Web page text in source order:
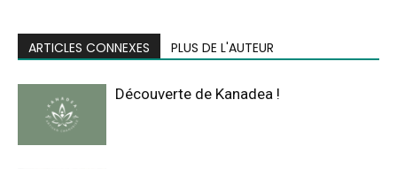
ARTICLES CONNEXES PLUS DE L'AUTEUR
Découverte de Kanadea !